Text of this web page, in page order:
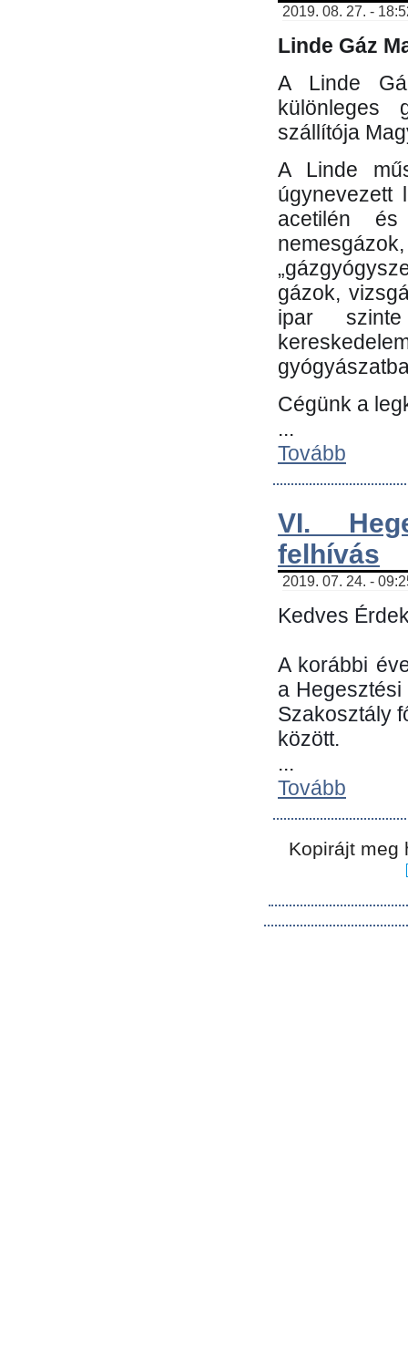
2019. 08. 27. -
Linde Gáz
A Linde
különleges
szállítója
A Linde
úgynevezett
acetilén és
gázok,
ipar
Cégünk a
...
Tovább
VI.
felhívás
2019. 07. 24. -
Kedves
A korábbi
a
Szakosztály
között.
...
Tovább
Kopirájt meg